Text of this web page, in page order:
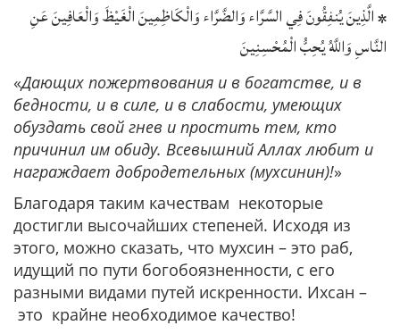
* الَّذِينَ يُنفِقُونَ فِي السَّرَّاء وَالضَّرَّاء وَالْكَاظِمِينَ الْغَيْظَ وَالْعَافِينَ عَنِ
النَّاسِ وَاللَّهُ يُحِبُّ الْمُحْسِنِينَ
«Дающих пожертвования и в богатстве, и в
бедности, и в силе, и в слабости, умеющих
обуздать свой гнев и простить тем, кто
причинил им обиду. Всевышний Аллах любит и
награждает добродетельных (мухсинин)!»
Благодаря таким качествам некоторые
достигли высочайших степеней. Исходя из
этого, можно сказать, что мухсин – это раб,
идущий по пути богобоязненности, с его
разными видами путей искренности. Ихсан –
это крайне необходимое качество!